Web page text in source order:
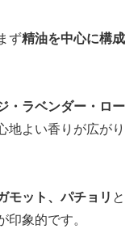
ず精油を中心に構成
・ラベンダー・ロー
地よい香りが広がり
モット、パチョリ と
印象的です。